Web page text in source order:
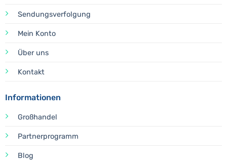
Sendungsverfolgung
Mein Konto
Über uns
Kontakt
Informationen
Großhandel
Partnerprogramm
Blog